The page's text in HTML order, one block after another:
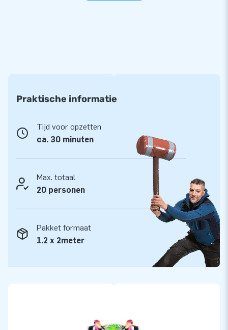
handleiding.
JB Inflatables heeft een enorm assortiment en heeft ruim
3000 inflatables op voorraad. Ben je op zoek naar een
opblaasbaar springpark of een ander opblaasbaar
springkasteel? En moet dat direct leverbaar zijn of kies je
voor een ontwerp op maat? Wat je wensen ook zijn: bij ons
Praktische informatie
Tijd voor opzetten
ca. 30 minuten
Max. totaal
20 personen
Pakket formaat
1.2 x 2meter